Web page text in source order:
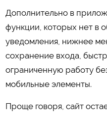
Дополнительно в
функции, которых нет в
уведомления, нижнее
сохранение входа,
ограниченную работу
мобильные элементы.
Проще говоря, сайт